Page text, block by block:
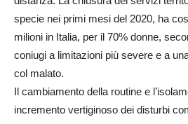
specie nei primi mesi del 2020, ha
milioni in Italia, per il 70% donne,
coniugi a limitazioni più severe e a
col malato.
Il cambiamento della routine e
incremento vertiginoso dei disturbi